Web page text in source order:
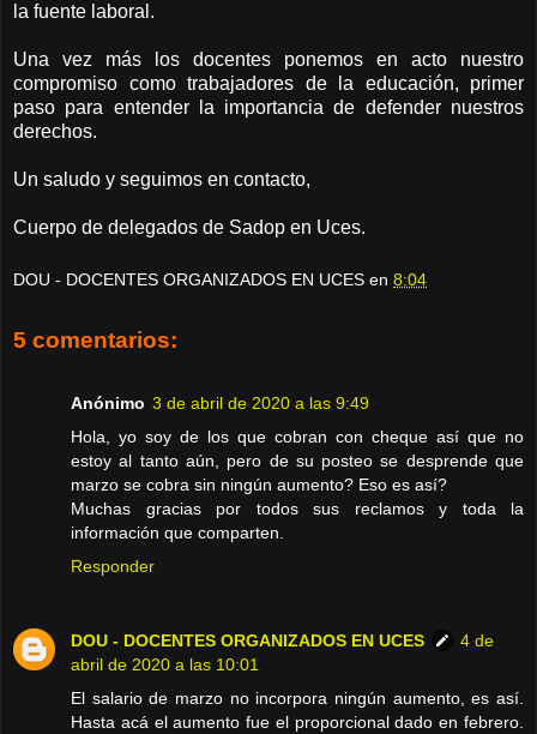
la fuente laboral.
Una vez más los docentes ponemos en acto nuestro
compromiso como trabajadores de la educación, primer
paso para entender la importancia de defender nuestros
derechos.
Un saludo y seguimos en contacto,
Cuerpo de delegados de Sadop en Uces.
DOU - DOCENTES ORGANIZADOS EN UCES en 8:04
5 comentarios:
Anónimo 3 de abril de 2020 a las 9:49
Hola, yo soy de los que cobran con cheque así que no
estoy al tanto aún, pero de su posteo se desprende que
marzo se cobra sin ningún aumento? Eso es así?
Muchas gracias por todos sus reclamos y toda la
información que comparten.
Responder
DOU - DOCENTES ORGANIZADOS EN UCES
4 de
abril de 2020 a las 10:01
El salario de marzo no incorpora ningún aumento, es así.
Hasta acá el aumento fue el proporcional dado en febrero.